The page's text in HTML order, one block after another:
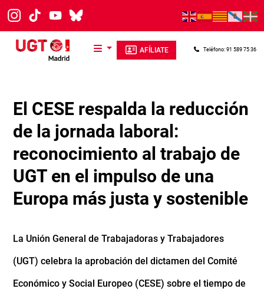
Pasar al contenido principal
AFÍLIATE Teléfono: 91 589 75 36
El CESE respalda la reducción
de la jornada laboral:
reconocimiento al trabajo de
UGT en el impulso de una
Europa más justa y sostenible
La Unión General de Trabajadoras y Trabajadores
(UGT) celebra la aprobación del dictamen del Comité
Económico y Social Europeo (CESE) sobre el tiempo de